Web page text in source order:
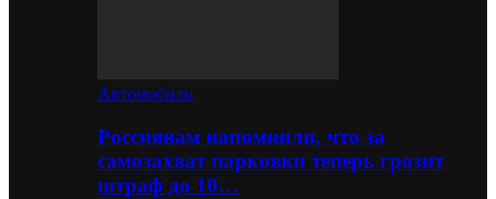
Автомобили
Россиянам напомнили, что за
самозахват парковки теперь грозит
штраф до 10…